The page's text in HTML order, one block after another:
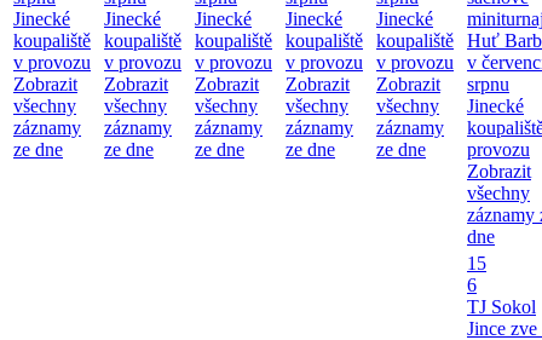
Jinecké
koupaliště
v provozu
Zobrazit
všechny
záznamy
ze dne
Jinecké
koupaliště
v provozu
Zobrazit
všechny
záznamy
ze dne
Jinecké
koupaliště
v provozu
Zobrazit
všechny
záznamy
ze dne
Jinecké
koupaliště
v provozu
Zobrazit
všechny
záznamy
ze dne
Jinecké
koupaliště
v provozu
Zobrazit
všechny
záznamy
ze dne
Huť
v
srpnu
Jinecké
provozu
Zobrazit
všechny
záznamy
dne
15
6
TJ Sokol
Jince zve